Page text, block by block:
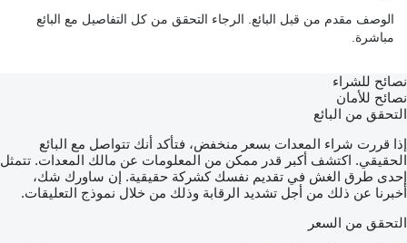
الوصف مقدم من قبل البائع. الرجاء التحقق من كل التفاصيل مع البائع
مباشرة.
نصائح للشراء
نصائح للأمان
التحقق من البائع
إذا قررت شراء المعدات بسعر منخفض، فتأكد أنك تتواصل مع البائع
الحقيقي. اكتشف أكبر قدر ممكن من المعلومات عن مالك المعدات. تتمثل
إحدى طرق الغش في تقديم نفسك كشركة حقيقية. إن ساورك شك،
أخبرنا عن ذلك من أجل تشديد الرقابة وذلك من خلال نموذج التعليقات.
التحقق من السعر